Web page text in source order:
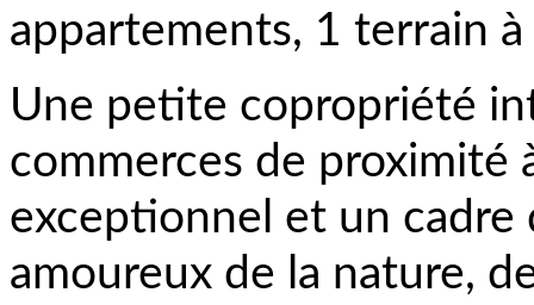
appartements, 1 terrain
Une petite copropriété
commerces de proximité
exceptionnel et un cadre
amoureux de la nature,